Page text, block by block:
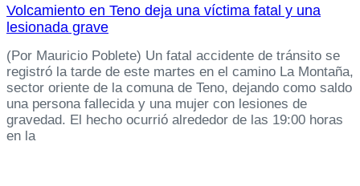
Volcamiento en Teno deja una víctima fatal y una
lesionada grave
(Por Mauricio Poblete) Un fatal accidente de tránsito se
registró la tarde de este martes en el camino La Montaña,
sector oriente de la comuna de Teno, dejando como saldo
una persona fallecida y una mujer con lesiones de
gravedad. El hecho ocurrió alrededor de las 19:00 horas
en la